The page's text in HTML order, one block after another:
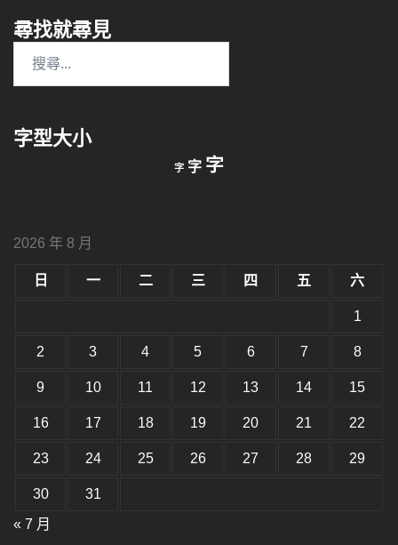
尋找就尋見
字:
字型大小
字 小
字重
小。
字放
2026 年 8 月
日 一 二 三 四 五 六
1
2 3 4 5 6 7 8
9 10 11 12 13 14 15
16 17 18 19 20 21 22
23 24 25 26 27 28 29
30
31
« 7 月